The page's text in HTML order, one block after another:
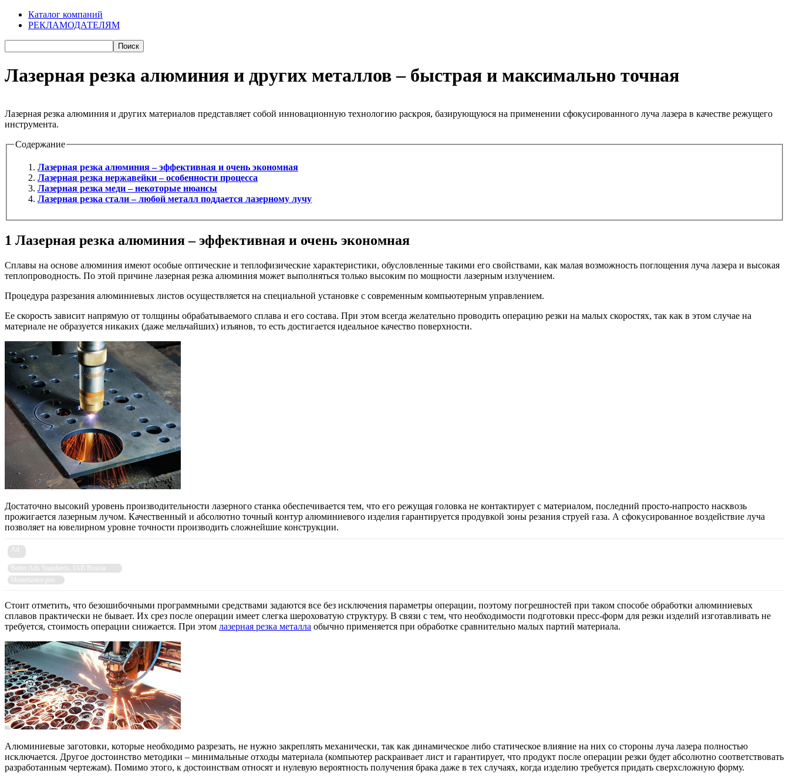
Каталог компаний
РЕКЛАМОДАТЕЛЯМ
Лазерная резка алюминия и других металлов – быстрая и максимально точная
Лазерная резка алюминия и других материалов представляет собой инновационную технологию раскроя, базирующуюся на применении сфокусированного луча лазера в качестве режущего
инструмента.
Содержание
Лазерная резка алюминия – эффективная и очень экономная
Лазерная резка нержавейки – особенности процесса
Лазерная резка меди – некоторые нюансы
Лазерная резка стали – любой металл поддается лазерному лучу
1 Лазерная резка алюминия – эффективная и очень экономная
Сплавы на основе алюминия имеют особые оптические и теплофизические характеристики, обусловленные такими его свойствами, как малая возможность поглощения луча лазера и высокая
теплопроводность. По этой причине лазерная резка алюминия может выполняться только высоким по мощности лазерным излучением.
Процедура разрезания алюминиевых листов осуществляется на специальной установке с современным компьютерным управлением.
Ее скорость зависит напрямую от толщины обрабатываемого сплава и его состава. При этом всегда желательно проводить операцию резки на малых скоростях, так как в этом случае на
материале не образуется никаких (даже мельчайших) изъянов, то есть достигается идеальное качество поверхности.
Достаточно высокий уровень производительности лазерного станка обеспечивается тем, что его режущая головка не контактирует с материалом, последний просто-напросто насквозь
прожигается лазерным лучом. Качественный и абсолютно точный контур алюминиевого изделия гарантируется продувкой зоны резания струей газа. А сфокусированное воздействие луча
позволяет на ювелирном уровне точности производить сложнейшие конструкции.
Ad
Better Ads Standards, IAB Russia
Monetizator.pro
Стоит отметить, что безошибочными программными средствами задаются все без исключения параметры операции, поэтому погрешностей при таком способе обработки алюминиевых
сплавов практически не бывает. Их срез после операции имеет слегка шероховатую структуру. В связи с тем, что необходимости подготовки пресс-форм для резки изделий изготавливать не
требуется, стоимость операции снижается. При этом лазерная резка металла обычно применяется при обработке сравнительно малых партий материала.
Алюминиевые заготовки, которые необходимо разрезать, не нужно закреплять механически, так как динамическое либо статическое влияние на них со стороны луча лазера полностью
исключается. Другое достоинство методики – минимальные отходы материала (компьютер раскраивает лист и гарантирует, что продукт после операции резки будет абсолютно соответствовать
разработанным чертежам). Помимо этого, к достоинствам относят и нулевую вероятность получения брака даже в тех случаях, когда изделию требуется придать сверхсложную форму.